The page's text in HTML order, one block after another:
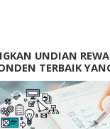
UNDIAN
TERBAIK